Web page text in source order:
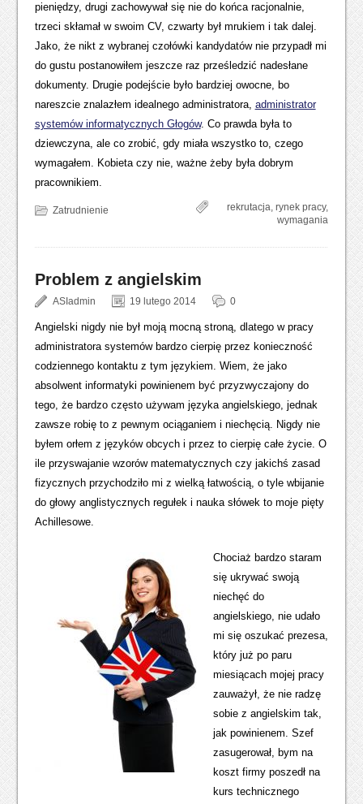
pieniędzy, drugi zachowywał się nie do końca racjonalnie,
trzeci skłamał w swoim CV, czwarty był mrukiem i tak dalej.
Jako, że nikt z wybranej czołówki kandydatów nie przypadł mi
do gustu postanowiłem jeszcze raz prześledzić nadesłane
dokumenty. Drugie podejście było bardziej owocne, bo
nareszcie znalazłem idealnego administratora, administrator
systemów informatycznych Głogów. Co prawda była to
dziewczyna, ale co zrobić, gdy miała wszystko to, czego
wymagałem. Kobieta czy nie, ważne żeby była dobrym
pracownikiem.
Zatrudnienie rekrutacja,rynek pracy,
wymagania
Problem z angielskim
ASIadmin 19 lutego 2014 0
Angielski nigdy nie był moją mocną stroną, dlatego w pracy
administratora systemów bardzo cierpię przez konieczność
codziennego kontaktu z tym językiem. Wiem, że jako
absolwent informatyki powinienem być przyzwyczajony do
tego, że bardzo często używam języka angielskiego, jednak
zawsze robię to z pewnym ociąganiem i niechęcią. Nigdy nie
byłem orłem z języków obcych i przez to cierpię całe życie. O
ile przyswajanie wzorów matematycznych czy jakichś zasad
fizycznych przychodziło mi z wielką łatwością, o tyle wbijanie
do głowy anglistycznych regułek i nauka słówek to moje pięty
Achillesowe.
Chociaż bardzo staram
się ukrywać swoją
niechęć do
angielskiego, nie udało
mi się oszukać prezesa,
który już po paru
miesiącach mojej pracy
zauważył, że nie radzę
sobie z angielskim tak,
jak powinienem. Szef
zasugerował, bym na
koszt firmy poszedł na
kurs technicznego